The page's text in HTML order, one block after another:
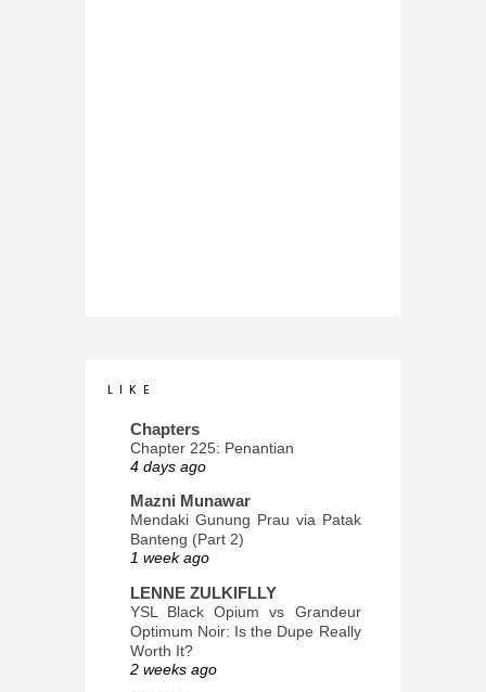
L I K E
Chapters
Chapter 225: Penantian
4 days ago
Mazni Munawar
Mendaki Gunung Prau via Patak
Banteng (Part 2)
1 week ago
LENNE ZULKIFLLY
YSL Black Opium vs Grandeur
Optimum Noir: Is the Dupe Really
Worth It?
2 weeks ago